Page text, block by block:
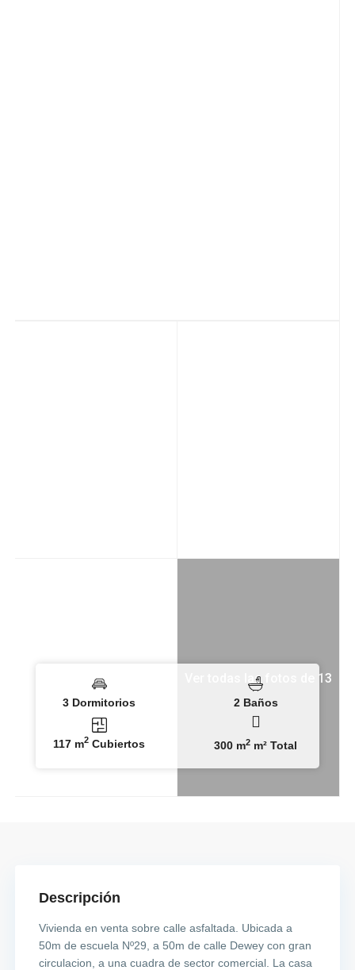
Ver todas las fotos de 13
3 Dormitorios 2 Baños
117 m2 Cubiertos 300 m2 m² Total
Descripción
Vivienda en venta sobre calle asfaltada. Ubicada a
50m de escuela Nº29, a 50m de calle Dewey con gran
circulacion, a una cuadra de sector comercial. La casa